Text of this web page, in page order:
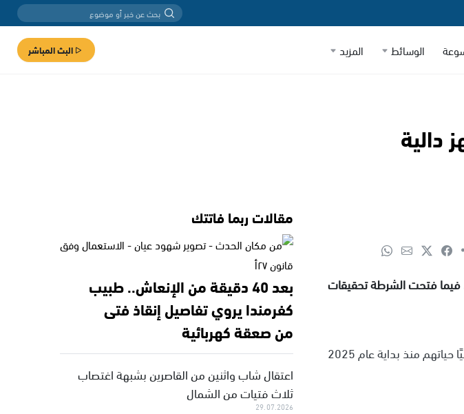
الوسائط المزيد البث المباشر
قتل تهز دالية
فتحت الشرطة تحقيقات
يأتي ذلك في ظل وضع أمني متدهور، حيث تشير الإحصائيات الرسمية إلى فقدان 176 عربيًا حياتهم منذ بداية عام 2025
مقالات ربما فاتتك
بعد 40 دقيقة من الإنعاش.. طبيب
كفرمندا يروي تفاصيل إنقاذ فتى
من صعقة كهربائية
اعتقال شاب واثنين من القاصرين بشبهة اغتصاب
ثلاث فتيات من الشمال
29.07.2026